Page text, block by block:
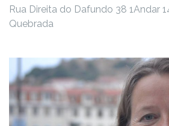
Rua Direita do Dafundo 38 1Andar
Quebrada